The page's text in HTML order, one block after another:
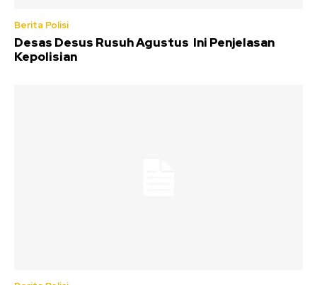
Berita Polisi
Desas Desus Rusuh Agustus Ini Penjelasan
Kepolisian